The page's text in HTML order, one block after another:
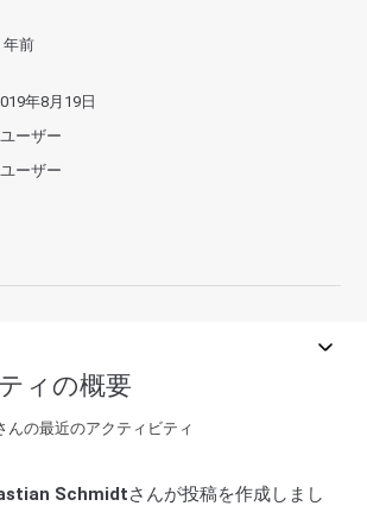
年前
年8月19日
ーザー
ーザー
ィの概要
んの最近のアクティビティ
Schmidtさんが投稿を作成しまし